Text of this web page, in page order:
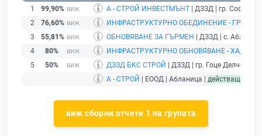
1
99,90% А - СТРОЙ ИНВЕСТМЪНТ | ДЗЗД | гр. София |
2
76,60%
ИНФРАСТРУКТУРНО ОБЕДИНЕНИЕ - ГР.
3
55,81% ОБНОВЯВАНЕ ЗА ГЪРМЕН
| ДЗЗД | с.
4
80%
ИНФРАСТРУКТУРНО ОБНОВЯВАНЕ -
5
50% ДЗЗД БКС СТРОЙ | ДЗЗД | гр. Гоце Делчев |
А - СТРОЙ
| ЕООД | Абланица | действащ
виж сборни отчети 1 на групата